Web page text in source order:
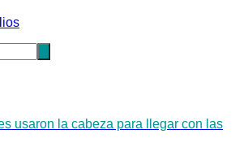
usaron la cabeza para llegar con las